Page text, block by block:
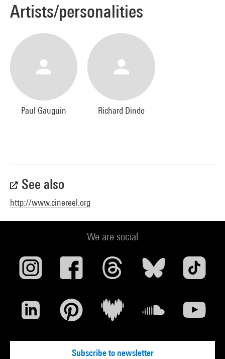
Artists/personalities
Paul Gauguin Richard Dindo
See also
http://www.cinereel.org
We are social
Subscribe to newsletter